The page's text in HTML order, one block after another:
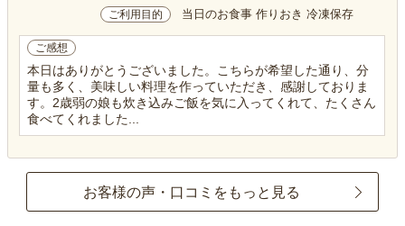
ご利用目的 当日のお食事 作りおき 冷凍保存
ご感想
本日はありがとうございました。こちらが希望した通り、分
量も多く、美味しい料理を作っていただき、感謝しておりま
す。2歳弱の娘も炊き込みご飯を気に入ってくれて、たくさん
食べてくれました...
お客様の声・口コミをもっと見る